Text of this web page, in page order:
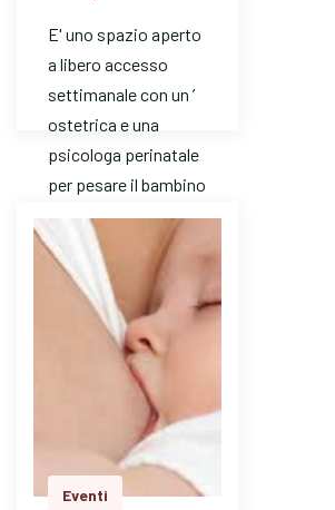
E' uno spazio aperto
a libero accesso
settimanale con un ’
ostetrica e una
psicologa perinatale
per pesare il bambino
e avere risposte a
dom…
Eventi